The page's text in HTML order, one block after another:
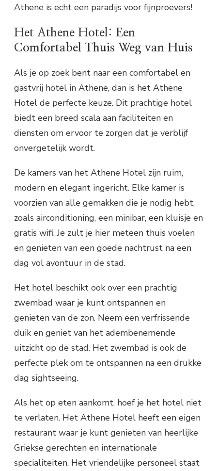
Athene is echt een paradijs voor fijnproevers!
Het Athene Hotel: Een
Comfortabel Thuis Weg van Huis
Als je op zoek bent naar een comfortabel en
gastvrij hotel in Athene, dan is het Athene
Hotel de perfecte keuze. Dit prachtige hotel
biedt een breed scala aan faciliteiten en
diensten om ervoor te zorgen dat je verblijf
onvergetelijk wordt.
De kamers van het Athene Hotel zijn ruim,
modern en elegant ingericht. Elke kamer is
voorzien van alle gemakken die je nodig hebt,
zoals airconditioning, een minibar, een kluisje en
gratis wifi. Je zult je hier meteen thuis voelen
en genieten van een goede nachtrust na een
dag vol avontuur in de stad.
Het hotel beschikt ook over een prachtig
zwembad waar je kunt ontspannen en
genieten van de zon. Neem een verfrissende
duik en geniet van het adembenemende
uitzicht op de stad. Het zwembad is ook de
perfecte plek om te ontspannen na een drukke
dag sightseeing.
Als het op eten aankomt, hoef je het hotel niet
te verlaten. Het Athene Hotel heeft een eigen
restaurant waar je kunt genieten van heerlijke
Griekse gerechten en internationale
specialiteiten. Het vriendelijke personeel staat